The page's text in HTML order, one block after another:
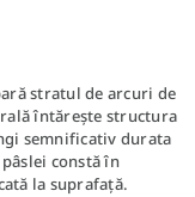
stratul de arcuri de
întărește structura
semnificativ durata
constă în
la suprafață.